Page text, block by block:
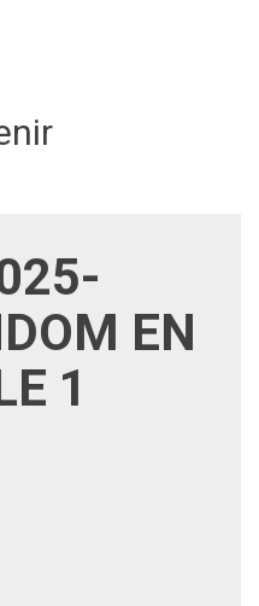
EN
1